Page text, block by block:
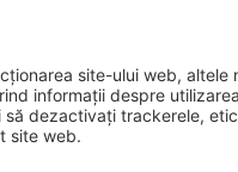
pentru utilizarea
flexibilitatea și
pionierat în
de primele cazuri